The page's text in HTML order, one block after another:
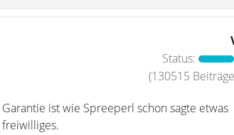
Status:
(130515
Garantie ist wie Spreeperl schon sagte etwas
freiwilliges.